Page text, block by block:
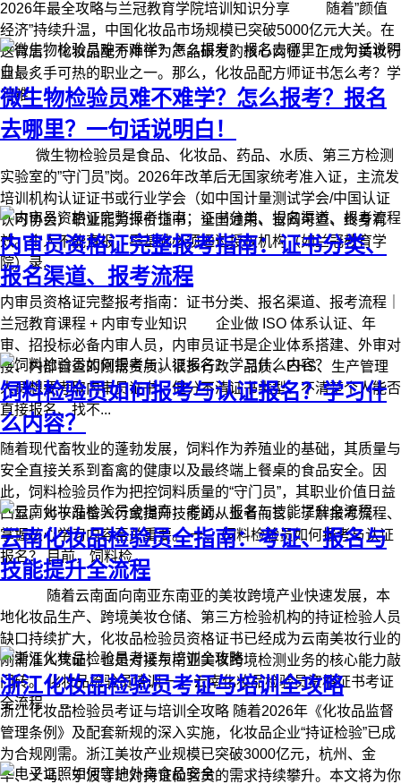
2026年最全攻略与兰冠教育学院培训知识分享 随着”颜值
经济”持续升温，中国化妆品市场规模已突破5000亿元大关。在
这背后，化妆品配方师作为产品研发的核心岗位，正成为美妆行
业最炙手可热的职业之一。那么，化妆品配方师证书怎么考？学
习难...
微生物检验员难不难学？怎么报考？报名
去哪里？一句话说明白！
微生物检验员是食品、化妆品、药品、水质、第三方检测
实验室的”守门员”岗。2026年改革后无国家统考准入证，主流发
培训机构认证证书或行业学会（如中国计量测试学会/中国认证
认可协会）职业能力评价证书，全国通用、官网可查、终身有
效。个人不能直报，零基础必须通过授权机构（如兰冠教育学
院）录...
内审员资格证完整报考指南：证书分类、
报名渠道、报考流程
内审员资格证完整报考指南：证书分类、报名渠道、报考流程｜
兰冠教育课程 + 内审专业知识 企业做 ISO 体系认证、年
审、招投标必备内审人员，内审员证书是企业体系搭建、外审对
接、内部自查的刚需资质。很多行政、品质、EHS、生产管理
人员想要考取内审员证书，但分不清证书类型、不清楚个人能否
直接报名、找不...
饲料检验员如何报考与认证报名？学习什
么内容？
随着现代畜牧业的蓬勃发展，饲料作为养殖业的基础，其质量与
安全直接关系到畜禽的健康以及最终端上餐桌的食品安全。因
此，饲料检验员作为把控饲料质量的“守门员”，其职业价值日益
凸显。对于准备入行或提升技能的从业者而言，了解报考流程、
掌握核心学习内容至关重要。 一、 饲料检验员如何报考与认证
报名？ 目前，饲料检...
云南化妆品检验员全指南：考证、报名与
技能提升全流程
随着云南面向南亚东南亚的美妆跨境产业快速发展，本
地化妆品生产、跨境美妆仓储、第三方检验机构的持证检验人员
缺口持续扩大，化妆品检验员资格证书已经成为云南美妆行业的
刚需准入凭证，也是对接东南亚美妆跨境检测业务的核心能力敲
门砖。 化妆品检验员培训 一、云南化妆品检验员资格证书考证
全流程 ...
浙江化妆品检验员考证与培训全攻略
浙江化妆品检验员考证与培训全攻略 随着2026年《化妆品监督
管理条例》及配套新规的深入实施，化妆品企业“持证检验”已成
为合规刚需。浙江美妆产业规模已突破3000亿元，杭州、金
华、义乌、宁波等地对持证检验员的需求持续攀升。本文将为你